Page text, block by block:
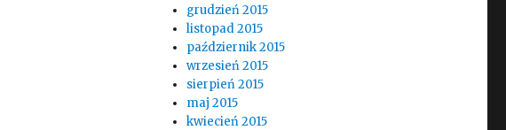
grudzień 2015
listopad 2015
październik 2015
wrzesień 2015
sierpień 2015
maj 2015
kwiecień 2015